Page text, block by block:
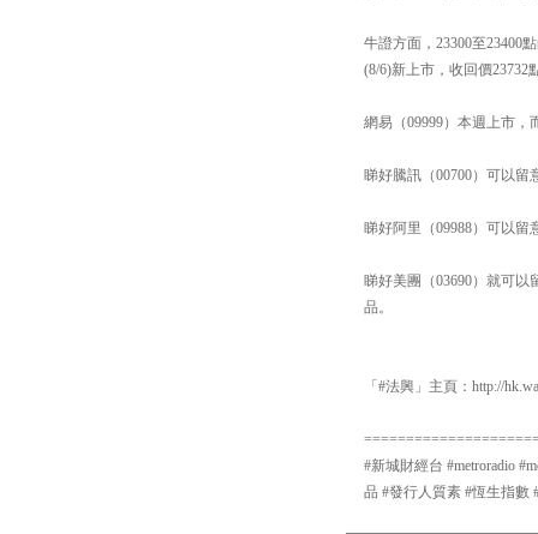
牛證方面，23300至23400
(8/6)新上市，收回價23732
網易（09999）本週上市
睇好騰訊（00700）可以留
睇好阿里（09988）可以留
睇好美團（03690）就可以
品。
「#法興」主頁：http://
#新城財經台 #metroradio
品 #發行人質素 #恆生指數